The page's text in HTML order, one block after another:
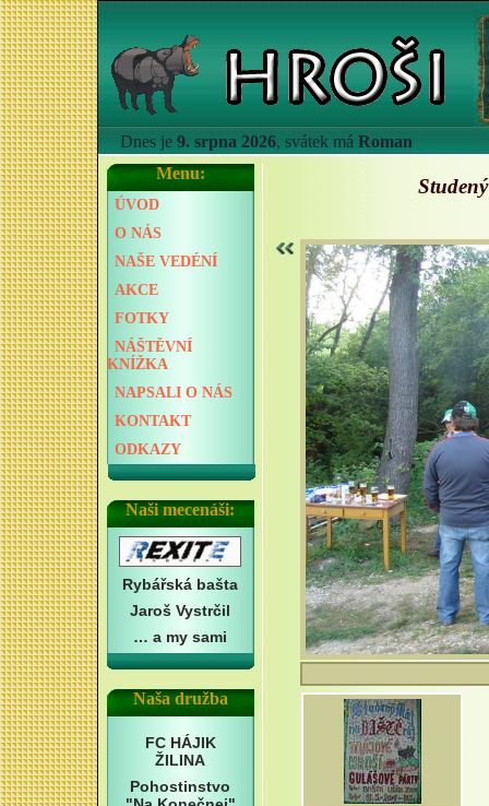
Dnes je 9. srpna 2026, svátek má Roman
Menu:
ÚVOD
O NÁS
NAŠE VEDÉNÍ
AKCE
FOTKY
NÁŠTĚVNÍ
KNÍŽKA
NAPSALI O NÁS
KONTAKT
ODKAZY
Naši mecenáši:
Rybářská bašta
Jaroš Vystrčil
… a my sami
Naša družba
FC HÁJIK
ŽILINA
Pohostinstvo